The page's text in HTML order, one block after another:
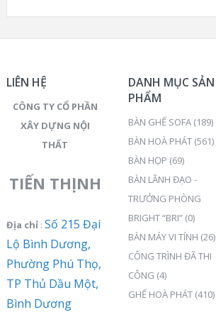
LIÊN HỆ
CÔNG TY CỔ PHẦN
XÂY DỰNG NỘI
THẤT
TIẾN THỊNH
Địa chỉ: Số 215 Đại
Lộ Bình Dương,
Phường Phú Thọ,
TP Thủ Dầu Một,
Bình Dương
DANH MỤC SẢN
PHẨM
BÀN GHẾ SOFA (189)
BÀN HOÀ PHÁT (561)
BÀN HỌP (69)
BÀN LÃNH ĐẠO -
TRƯỞNG PHÒNG
BRIGHT “BRI” (0)
BÀN MÁY VI TÍNH (26)
CÔNG TRÌNH ĐÃ THI
CÔNG (4)
GHẾ HOÀ PHÁT (410)